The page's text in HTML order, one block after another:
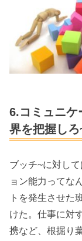
6.コミュニケ
界を把握し
ブッチ~に対し
ョン能力ってな
トを発生させた
けた。仕事に対
携など、根掘り